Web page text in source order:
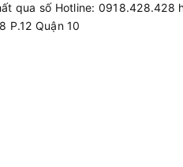
qua số Hotline: 0918.428.428
P.12 Quận 10